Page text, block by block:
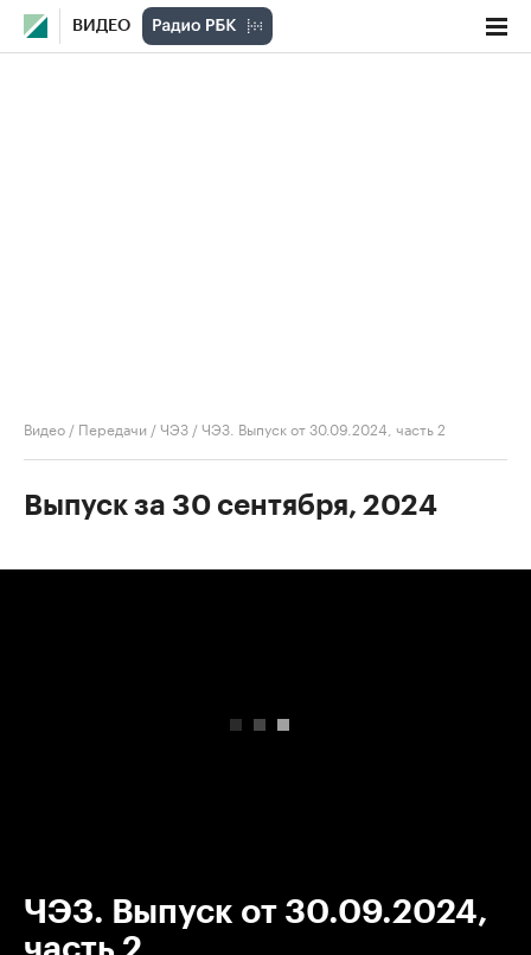
ВИДЕО
Видео / Передачи /ЧЭЗ /ЧЭЗ. Выпуск от 30.09.2024, часть 2
Выпуск за 30 сентября, 2024
ЧЭЗ. Выпуск от 30.09.2024,